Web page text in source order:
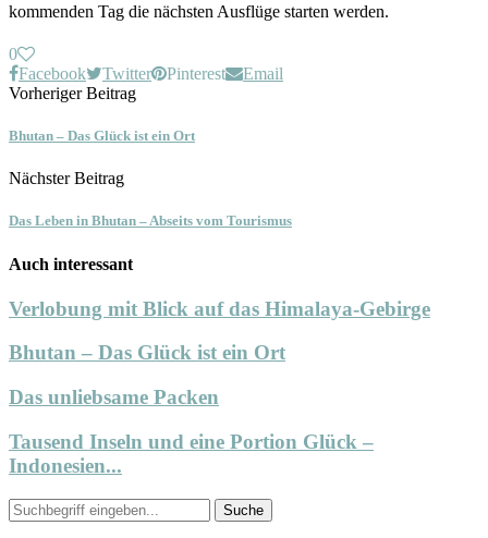
kommenden Tag die nächsten Ausflüge starten werden.
0
Facebook
Twitter Pinterest
Email
Vorheriger Beitrag
Bhutan – Das Glück ist ein Ort
Nächster Beitrag
Das Leben in Bhutan – Abseits vom Tourismus
Auch interessant
Verlobung mit Blick auf das Himalaya-Gebirge
Bhutan – Das Glück ist ein Ort
Das unliebsame Packen
Tausend Inseln und eine Portion Glück –
Indonesien...